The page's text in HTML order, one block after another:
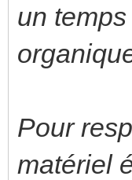
un
Pour
matériel